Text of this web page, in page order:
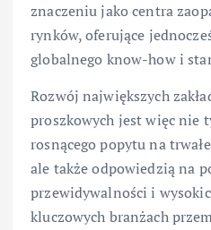
znaczeniu jako centra
rynków, oferujące
globalnego know-how i
Rozwój największych
proszkowych jest więc nie
rosnącego popytu na
ale także odpowiedzią na
przewidywalności i
kluczowych branżach